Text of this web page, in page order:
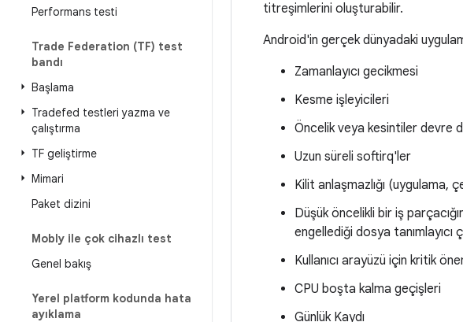
Performans testi
Trade Federation (TF) test
bandı
Başlama
Tradefed testleri yazma ve
çalıştırma
TF geliştirme
Mimari
Paket dizini
Mobly ile çok cihazlı test
Genel bakış
Yerel platform kodunda hata
ayıklama
titreşimlerini oluşturabilir.
Android'in gerçek dünyadaki
Zamanlayıcı gecikmesi
Kesme işleyicileri
Öncelik veya kesintiler devre
Uzun süreli softirq'ler
Kilit anlaşmazlığı (uygulama,
Düşük öncelikli bir iş
engellediği dosya tanımlayıcı
Kullanıcı arayüzü için kritik
CPU boşta kalma geçişleri
Günlük Kaydı